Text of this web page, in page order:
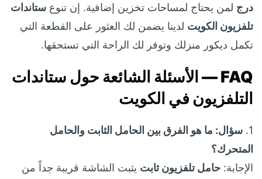
درج لمن يحتاج لمساحات تخزين إضافية. إن تنوع ستاندات
تلفزيون الكويت لدينا يضمن لك العثور على القطعة التي
تكمل ديكور منزلك وتوفر لك الراحة التي تستحقها.
FAQ — الأسئلة الشائعة حول ستاندات
التلفزيون في الكويت
1. سؤال: ما هو الفرق بين الحامل الثابت والحامل
المتحرك؟
الإجابة: حامل تلفزيون ثابت يثبت الشاشة قريبة جداً من